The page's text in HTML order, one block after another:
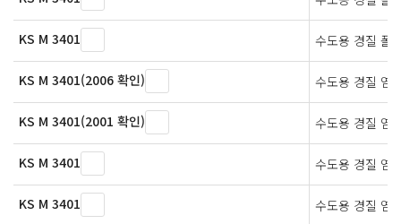
KS M 3401 수도용 경질 폴
KS M 3401(2006 확인) 수도용 경질 염
KS M 3401(2001 확인) 수도용 경질 염
KS M 3401 수도용 경질 염
KS M 3401 수도용 경질 염